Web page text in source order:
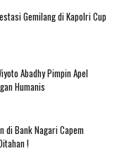
Gemilang di Kapolri Cup
Abadhy Pimpin Apel
Humanis
di Bank Nagari Capem
!